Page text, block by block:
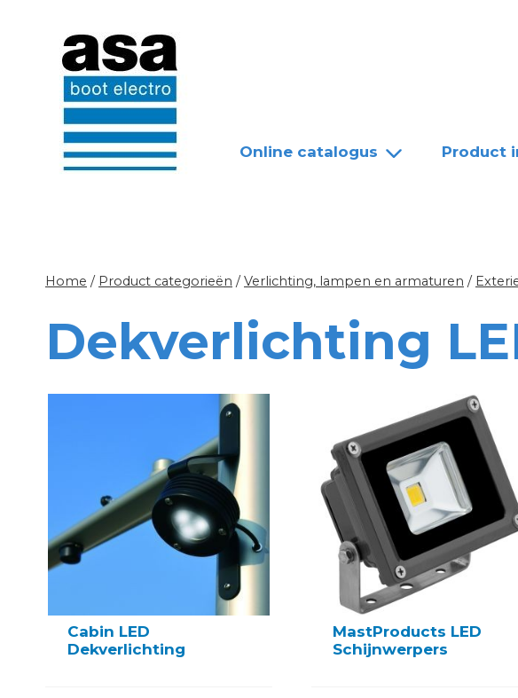
Online catalogus Product
Home / Product categorieën / Verlichting, lampen en armaturen /
Dekverlichting
Cabin LED
Dekverlichting
MastProducts LED
Schijnwerpers